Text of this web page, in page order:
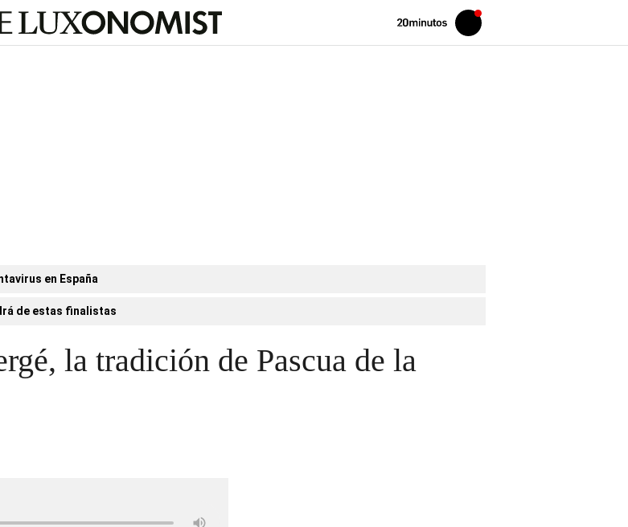
Volver
Iniciar
sesión
en España
de estas finalistas
la tradición de Pascua de la